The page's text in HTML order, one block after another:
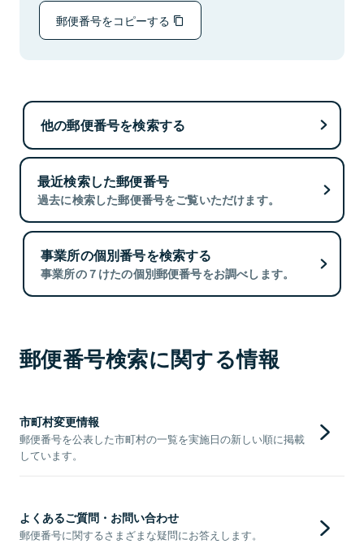
郵便番号をコピーする
他の郵便番号を検索する
最近検索した郵便番号
過去に検索した郵便番号をご覧いただけます。
事業所の個別番号を検索する
事業所の７けたの個別郵便番号をお調べします。
郵便番号検索に関する情報
市町村変更情報
郵便番号を公表した市町村の一覧を実施日の新しい順に掲載
しています。
よくあるご質問・お問い合わせ
郵便番号に関するさまざまな疑問にお答えします。